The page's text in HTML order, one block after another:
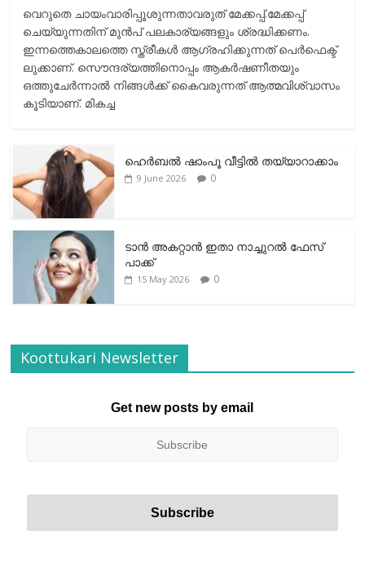
വെറുതെ ചായംവാരിപ്പൂശുന്നതാവരുത് മേക്കപ്പ്.മേക്കപ്പ്
ചെയ്യുന്നതിന് മുന്‍പ് പലകാര്യങ്ങളും ശ്രദ്ധിക്കണം.
ഇന്നത്തെകാലത്തെ സ്ത്രീകള്‍ ആഗ്രഹിക്കുന്നത് പെര്‍ഫെക്ട്
ലുക്കാണ്. സൌന്ദര്യത്തിനൊപ്പം ആകര്‍ഷണീതയും
ഒത്തുചേര്‍ന്നാല്‍ നിങ്ങള്‍ക്ക് കൈവരുന്നത് ആത്മവിശ്വാസം
കൂടിയാണ്. മികച്ച
ഹെര്‍ബല്‍ ഷാംപൂ വീട്ടില്‍ തയ്യാറാക്കാം
9 June 2026 0
ടാന്‍ അകറ്റാന്‍ ഇതാ നാച്ചുറല്‍ ഫേസ്
പാക്ക്
15 May 2026 0
Koottukari Newsletter
Get new posts by email